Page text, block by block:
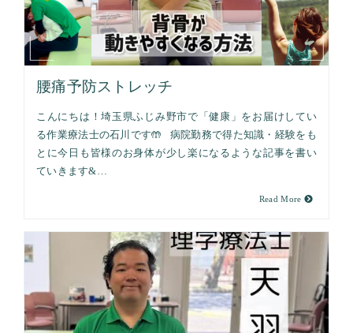
腰痛予防ストレッチ
こんにちは！埼玉県ふじみ野市で「健康」をお届けしてい
る作業療法士の石川です🤲 病院勤務で得た知識・経験をも
とに今日も皆様のお身体が少し楽になるような記事を書い
ていきます&…
Read More